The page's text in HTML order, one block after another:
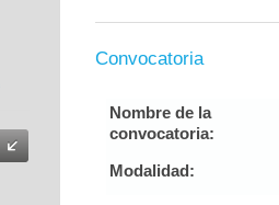
Convocatoria
Nombre de la
convocatoria:
Modalidad: